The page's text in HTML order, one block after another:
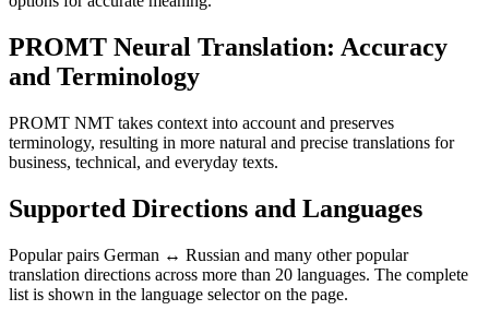
PROMT Neural Translation: Accuracy
and Terminology
PROMT NMT takes context into account and preserves
terminology, resulting in more natural and precise translations for
business, technical, and everyday texts.
Supported Directions and Languages
Popular pairs German ↔ Russian and many other popular
translation directions across more than 20 languages. The complete
list is shown in the language selector on the page.